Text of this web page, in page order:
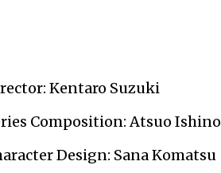
Kentaro Suzuki
Composition: Atsuo Ishino
Design: Sana Komatsu